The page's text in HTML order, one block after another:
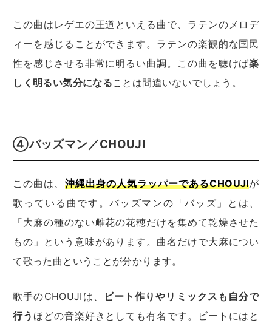
この曲はレゲエの王道といえる曲で、ラテンのメロデ
ィーを感じることができます。ラテンの楽観的な国民
性を感じさせる非常に明るい曲調。この曲を聴けば楽
しく明るい気分になることは間違いないでしょう。
④バッズマン／CHOUJI
この曲は、 沖縄出身の人気ラッパーであるCHOUJIが
歌っている曲です。バッズマンの「バッズ」とは、
「大麻の種のない雌花の花穂だけを集めて乾燥 させた
もの」 という意味があります。曲名だけで大麻につい
て歌った曲ということが分かります。
歌手のCHOUJIは、
ビート作りやリミックスも自分で
行う ほどの音楽好きとしても有名です。ビートにはと